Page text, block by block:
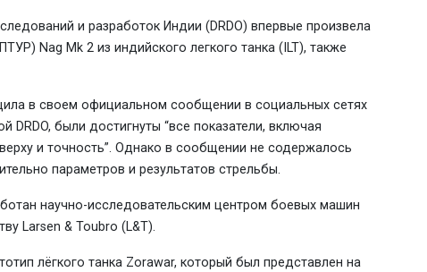
и разработок Индии (DRDO) впервые произвела
Nag Mk 2 из индийского легкого танка (ILT), также
в своем официальном сообщении в социальных сетях
DRDO, были достигнуты “все показатели, включая
и точность”. Однако в сообщении не содержалось
параметров и результатов стрельбы.
научно-исследовательским центром боевых машин
Larsen & Toubro (L&T).
лёгкого танка Zorawar, который был представлен на